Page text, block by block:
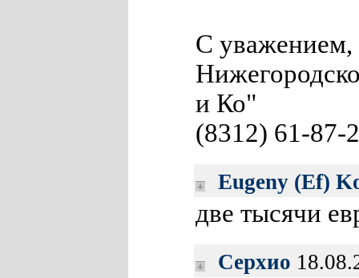
С
и Ко"
(8312) 61-87-
Eugeny (Ef)
две тысячи
Серхио